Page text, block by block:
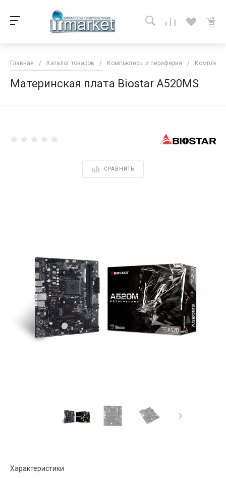
Главная / Каталог товаров / Компьютеры и периферия /
Материнская плата Biostar A520MS
СРАВНИТЬ
Характеристики